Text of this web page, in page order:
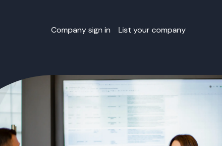
Company sign in List your company